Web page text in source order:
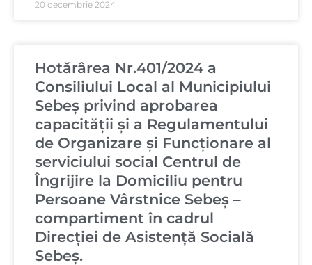
20 decembrie 2024
Hotărârea Nr.401/2024 a
Consiliului Local al Municipiului
Sebeș privind aprobarea
capacității și a Regulamentului
de Organizare și Funcționare al
serviciului social Centrul de
Îngrijire la Domiciliu pentru
Persoane Vârstnice Sebeș –
compartiment în cadrul
Direcției de Asistență Socială
Sebeș.